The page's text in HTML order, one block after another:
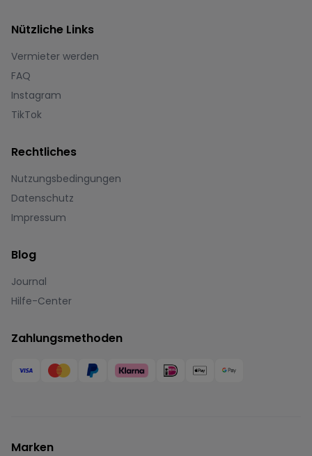
Nützliche Links
Vermieter werden
FAQ
Instagram
TikTok
Rechtliches
Nutzungsbedingungen
Datenschutz
Impressum
Blog
Journal
Hilfe-Center
Zahlungsmethoden
Marken